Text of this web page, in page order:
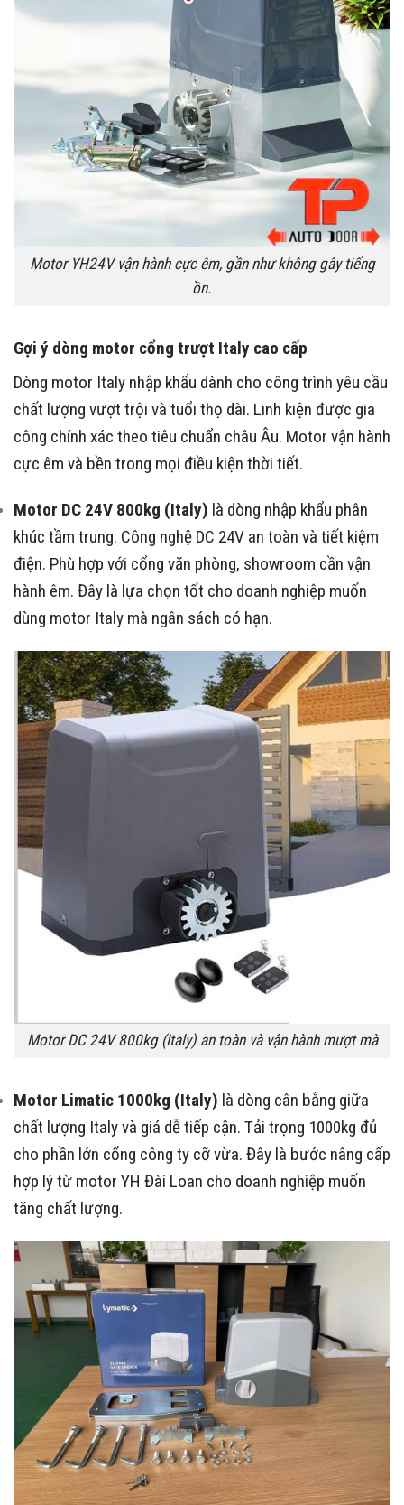
Motor YH24V vận hành cực êm, gần như không gây tiếng
ồn.
Gợi ý dòng motor cổng trượt Italy cao cấp
Dòng motor Italy nhập khẩu dành cho công trình yêu cầu
chất lượng vượt trội và tuổi thọ dài. Linh kiện được gia
công chính xác theo tiêu chuẩn châu Âu. Motor vận hành
cực êm và bền trong mọi điều kiện thời tiết.
Motor DC 24V 800kg (Italy) là dòng nhập khẩu phân
khúc tầm trung. Công nghệ DC 24V an toàn và tiết kiệm
điện. Phù hợp với cổng văn phòng, showroom cần vận
hành êm. Đây là lựa chọn tốt cho doanh nghiệp muốn
dùng motor Italy mà ngân sách có hạn.
Motor DC 24V 800kg (Italy) an toàn và vận hành mượt mà
Motor Limatic 1000kg (Italy) là dòng cân bằng giữa
chất lượng Italy và giá dễ tiếp cận. Tải trọng 1000kg đủ
cho phần lớn cổng công ty cỡ vừa. Đây là bước nâng cấp
hợp lý từ motor YH Đài Loan cho doanh nghiệp muốn
tăng chất lượng.